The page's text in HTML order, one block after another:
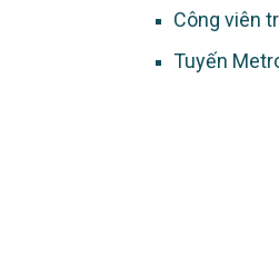
Công viên
Tuyến